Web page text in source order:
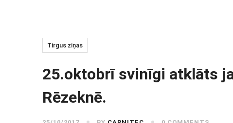
Tirgus ziņas
25.oktobrī svinīgi atklāts
Rēzeknē.